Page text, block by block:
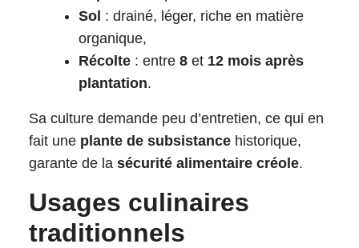
Sol : drainé, léger, riche en matière
organique,
Récolte : entre 8 et 12 mois après
plantation.
Sa culture demande peu d’entretien, ce qui en
fait une plante de subsistance historique,
garante de la sécurité alimentaire créole.
Usages culinaires
traditionnels